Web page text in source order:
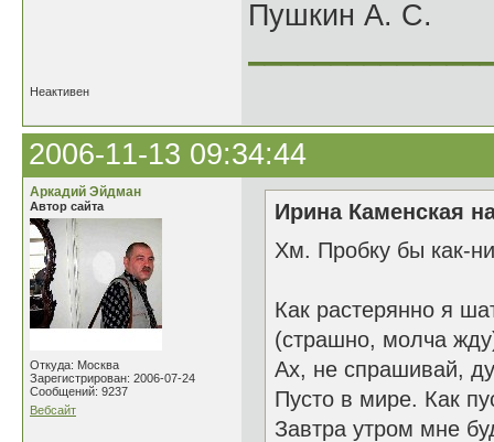
Пушкин А. С.
Неактивен
2006-11-13 09:34:44
Аркадий Эйдман
Автор сайта
Откуда: Москва
Зарегистрирован: 2006-07-24
Сообщений: 9237
Вебсайт
Ирина Каменская
Хм. Пробку бы как-
Как растерянно я
(страшно, молча
Ах, не спрашивай,
Пусто в мире. Как
Завтра утром мне